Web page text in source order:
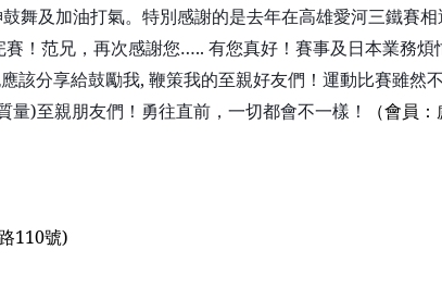
舞及加油打氣。特別感謝的是去年在高雄愛河三鐵賽
！ 范兄，再次感謝您….. 有您真好！賽事及日本業務煩
該分享給鼓勵我, 鞭策我的至親好友們！運動比賽雖然
量)至親朋友們！勇往直前，一切都會不一樣！ （會員：
110號)